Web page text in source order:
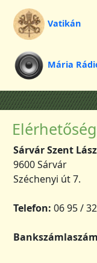
Vatikán
Mária
Sárvár Szent
9600 Sárvár
Széchenyi út 7.
Telefon: 06 95 /